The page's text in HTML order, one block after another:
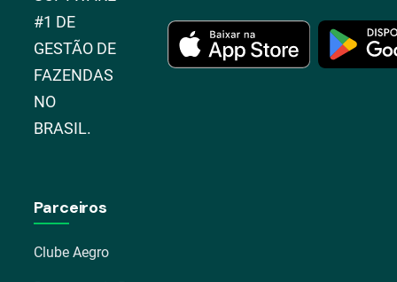
#1 DE
GESTÃO DE
FAZENDAS
NO
BRASIL.
Parceiros
Clube Aegro